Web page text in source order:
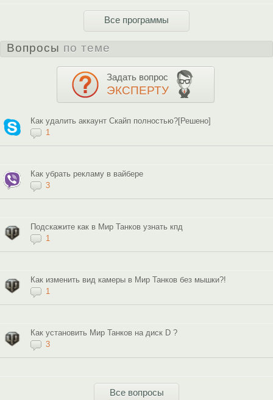
Все программы
Вопросы по теме
Задать вопрос
ЭКСПЕРТУ
Как удалить аккаунт Скайп полностью?[Решено]
1
Как убрать рекламу в вайбере
3
Подскажите как в Мир Танков узнать кпд
1
Как изменить вид камеры в Мир Танков без мышки?!
1
Как установить Мир Танков на диск D ?
3
Все вопросы